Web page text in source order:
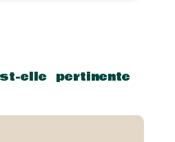
elle pertinente